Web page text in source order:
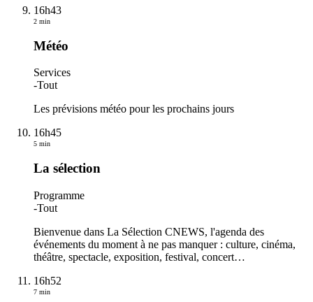
16h43
2 min
Météo
Services
-Tout
Les prévisions météo pour les prochains jours
16h45
5 min
La sélection
Programme
-Tout
Bienvenue dans La Sélection CNEWS, l'agenda des
événements du moment à ne pas manquer : culture, cinéma,
théâtre, spectacle, exposition, festival, concert…
16h52
7 min